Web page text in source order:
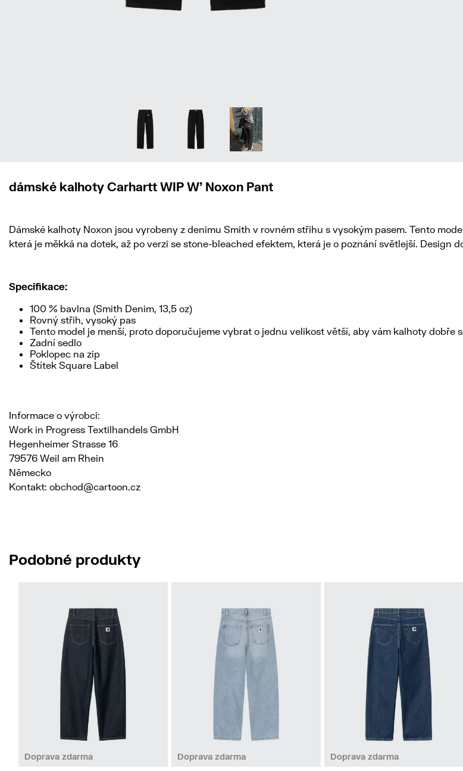
dámské kalhoty Carhartt WIP W' Noxon Pant
Dámské kalhoty Noxon jsou vyrobeny z denimu Smith v rovném střihu s vysokým pasem. Tento
která je měkká na dotek, až po verzi se stone-bleached efektem, která je o poznání světlejší. Design
Specifikace:
100 % bavlna (Smith Denim, 13,5 oz)
Rovný střih, vysoký pas
Tento model je menší, proto doporučujeme vybrat o jednu velikost větší, aby vám kalhoty dobře
Zadní sedlo
Poklopec na zip
Štítek Square Label
Informace o výrobci:
Work in Progress Textilhandels GmbH
Hegenheimer Strasse 16
79576 Weil am Rhein
Německo
Kontakt: obchod@cartoon.cz
Podobné produkty
Doprava zdarma
SM Doprava zdarma
S Doprava zdarma
SM